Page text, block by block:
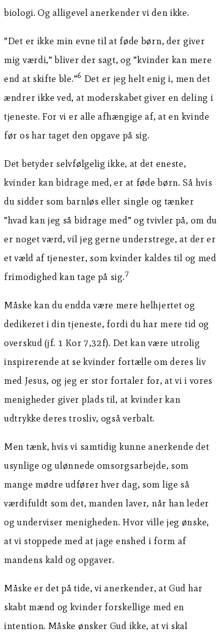
biologi. Og alligevel anerkender vi den ikke.
”Det er ikke min evne til at føde børn, der giver
mig værdi,” bliver der sagt, og ”kvinder kan mere
end at skifte ble.”6 Det er jeg helt enig i, men det
ændrer ikke ved, at moderskabet giver en deling i
tjeneste. For vi er alle afhængige af, at en kvinde
før os har taget den opgave på sig.
Det betyder selvfølgelig ikke, at det eneste,
kvinder kan bidrage med, er at føde børn. Så hvis
du sidder som barnløs eller single og tænker
”hvad kan jeg så bidrage med” og tvivler på, om du
er noget værd, vil jeg gerne understrege, at der er
et væld af tjenester, som kvinder kaldes til og med
frimodighed kan tage på sig.7
Måske kan du endda være mere helhjertet og
dedikeret i din tjeneste, fordi du har mere tid og
overskud (jf. 1 Kor 7,32f). Det kan være utrolig
inspirerende at se kvinder fortælle om deres liv
med Jesus, og jeg er stor fortaler for, at vi i vores
menigheder giver plads til, at kvinder kan
udtrykke deres trosliv, også verbalt.
Men tænk, hvis vi samtidig kunne anerkende det
usynlige og ulønnede omsorgsarbejde, som
mange mødre udfører hver dag, som lige så
værdifuldt som det, manden laver, når han leder
og underviser menigheden. Hvor ville jeg ønske,
at vi stoppede med at jage enshed i form af
mandens kald og opgaver.
Måske er det på tide, vi anerkender, at Gud har
skabt mænd og kvinder forskellige med en
intention. Måske ønsker Gud ikke, at vi skal